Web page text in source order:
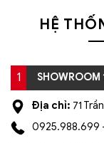
HỆ
1 SHOWROOM
Địa chỉ: 71
0925.988.699